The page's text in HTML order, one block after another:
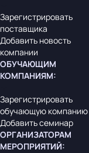
Зарегистрировать
поставщика
Добавить новость
компании
ОБУЧАЮЩИМ
КОМПАНИЯМ:
Зарегистрировать
обучающую компанию
Добавить семинар
ОРГАНИЗАТОРАМ
МЕРОПРИЯТИЙ: